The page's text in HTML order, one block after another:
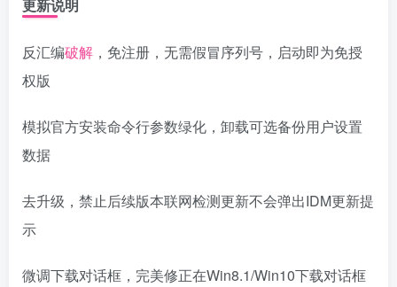
更新说明
反汇编破解 ，免注册，无需假冒序列号，启动即为免授
权版
模拟官方安装命令行参数绿化，卸载可选备份用户设置
数据
去升级，禁止后续版本联网检测更新不会弹出IDM更新提
示
微调下载对话框，完美修正在Win8.1/Win10下载对话框